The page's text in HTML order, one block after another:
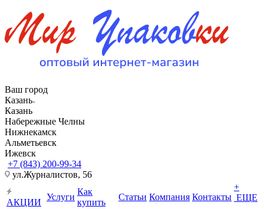
Ваш город
Казань
Казань
Набережные Челны
Нижнекамск
Альметьевск
Ижевск
+7 (843) 200-99-34
ул.Журналистов, 56
АКЦИИ
Услуги
Как
купить
Статьи Компания Контакты
+
ЕЩЕ